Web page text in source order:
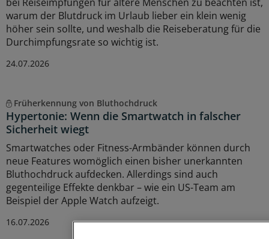
warum der Blutdruck im Urlaub lieber ein klein wenig
höher sein sollte, und weshalb die Reiseberatung für die
Durchimpfungsrate so wichtig ist.
24.07.2026
Früherkennung von Bluthochdruck
Hypertonie: Wenn die Smartwatch in falscher
Sicherheit wiegt
Smartwatches oder Fitness-Armbänder können durch
neue Features womöglich einen bisher unerkannten
Bluthochdruck aufdecken. Allerdings sind auch
gegenteilige Effekte denkbar – wie ein US-Team am
Beispiel der Apple Watch aufzeigt.
16.07.2026